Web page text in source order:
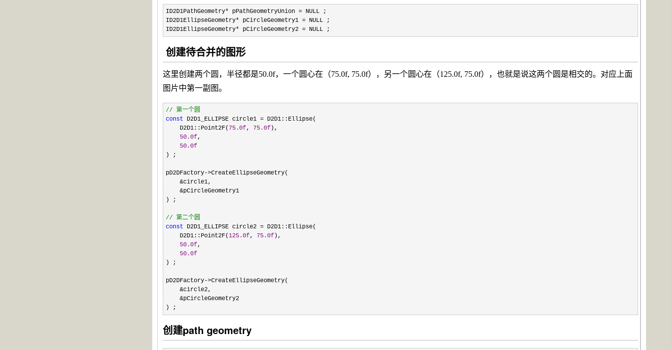
ID2D1PathGeometry* pPathGeometryUnion = NULL ;
ID2D1EllipseGeometry* pCircleGeometry1 = NULL ;
ID2D1EllipseGeometry* pCircleGeometry2 = NULL ;
创建待合并的图形
这里创建两个圆，半径都是50.0f，一个圆心在（75.0f, 75.0f），另一个圆心在（125.0f, 75.0f），也就是说这两个圆是相交的。对应上面
图片中第一副图。
// 第一个圆
const D2D1_ELLIPSE circle1 = D2D1::Ellipse(
D2D1::Point2F( 75.0f, 75.0f ),
50.0f,
50.0f
) ;
pD2DFactory->CreateEllipseGeometry(
&circle1,
&pCircleGeometry1
) ;
// 第二个圆
const D2D1_ELLIPSE circle2 = D2D1::Ellipse(
D2D1::Point2F(125.0f, 75.0f ),
50.0f,
50.0f
) ;
pD2DFactory->CreateEllipseGeometry(
&circle2,
&pCircleGeometry2
) ;
创建path geometry